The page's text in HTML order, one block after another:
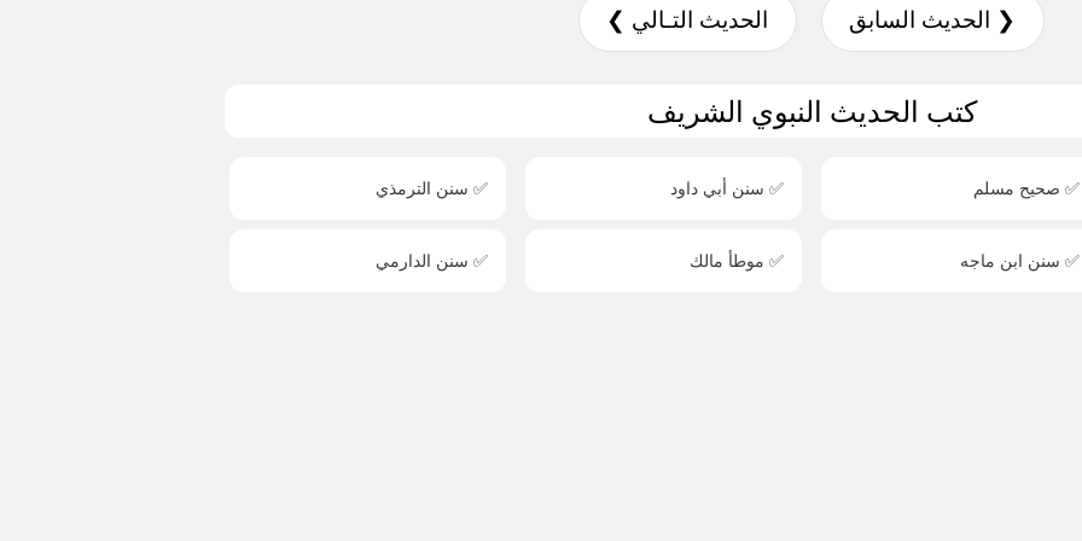
❮ الحديث السابق الحديث التـالي ❯
كتب الحديث النبوي الشريف
✅ صحيح مسلم ✅ سنن أبي داود ✅ سنن الترمذي
✅ سنن ابن ماجه ✅ موطأ مالك ✅ سنن الدارمي